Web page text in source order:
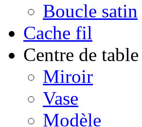
Boucle satin
Cache fil
Centre de table
Miroir
Vase
Modèle